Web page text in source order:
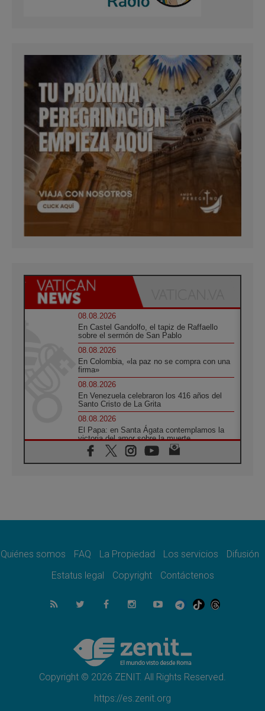
08.08.2026
En Castel Gandolfo, el tapiz de Raffaello
sobre el sermón de San Pablo
08.08.2026
En Colombia, «la paz no se compra con una
firma»
08.08.2026
En Venezuela celebraron los 416 años del
Santo Cristo de La Grita
08.08.2026
El Papa: en Santa Ágata contemplamos la
victoria del amor sobre la muerte
08.08.2026
León XIV visitará el Santuario de la Madre
07.08.2026
07.08.2026
el compromiso del cristiano"
La matanza de niños en Gaza no cesa: 300
muertos en 300 días
Tagle: La guerra desfigura el mundo, solo la
revelación de Dios lo transfigura
Quiénes somos FAQ La Propiedad Los servicios
Difusión
Estatus legal
Copyright Contáctenos
Copyright © 2026 ZENIT. All Rights Reserved.
https://es.zenit.org